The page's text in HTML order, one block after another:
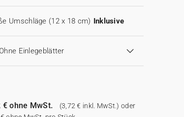
Umschläge (12 x 18 cm) Inklusive
Ohne Einlegeblätter
€ ohne MwSt.
(3,72 € inkl. MwSt.) oder